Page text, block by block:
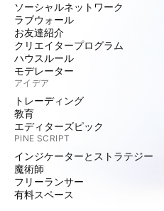
ソーシャルネットワーク
ラブウォール
お友達紹介
クリエイタープログラム
ハウスルール
モデレーター
アイデア
トレーディング
教育
エディターズピック
PINE SCRIPT
インジケーターとストラテジー
魔術師
フリーランサー
有料スペース